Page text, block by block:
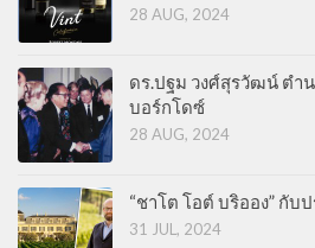
28 AUG, 2024
ดร.ปฐม วงศ์สุรวัฒน์ ตำ
บอร์กโดซ์
28 AUG, 2024
“ชาโต โอต์ บริออง” กับ
31 JUL, 2024